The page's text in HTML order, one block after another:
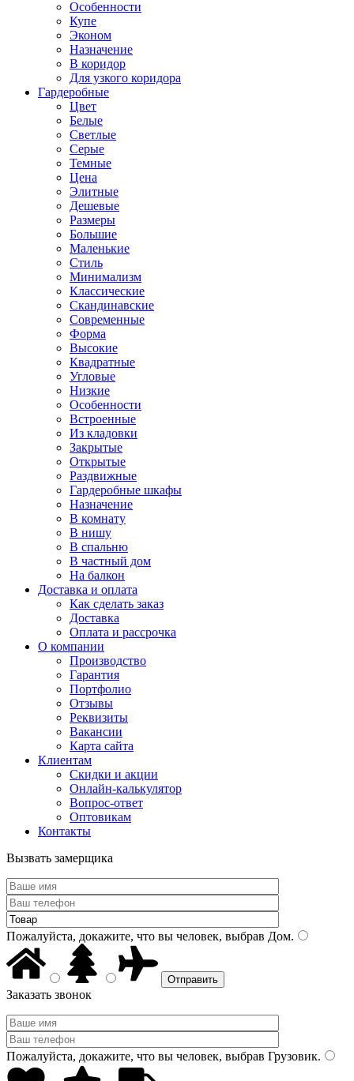
Особенности
Купе
Эконом
Назначение
В коридор
Для узкого коридора
Гардеробные
Цвет
Белые
Светлые
Серые
Темные
Цена
Элитные
Дешевые
Размеры
Большие
Маленькие
Стиль
Минимализм
Классические
Скандинавские
Современные
Форма
Высокие
Квадратные
Угловые
Низкие
Особенности
Встроенные
Из кладовки
Закрытые
Открытые
Раздвижные
Гардеробные шкафы
Назначение
В комнату
В нишу
В спальню
В частный дом
На балкон
Доставка и оплата
Как сделать заказ
Доставка
Оплата и рассрочка
О компании
Производство
Гарантия
Портфолио
Отзывы
Реквизиты
Вакансии
Карта сайта
Клиентам
Скидки и акции
Онлайн-калькулятор
Вопрос-ответ
Оптовикам
Контакты
Вызвать замерщика
Пожалуйста, докажите, что вы человек, выбрав Дом.
Заказать звонок
Пожалуйста, докажите, что вы человек, выбрав Грузовик.